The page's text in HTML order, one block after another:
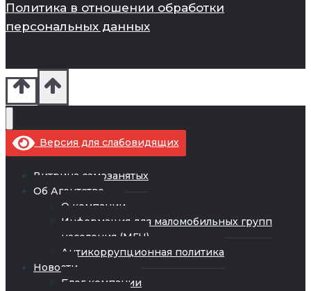
Политика в отношении обработки
персональных данных
Версия для слабовидящих
Витрина самозанятых
Об Агентстве
О компании
Информация для маломобильных групп
населения (МГН)
Антикоррупционная политика
Новости
Блог компании